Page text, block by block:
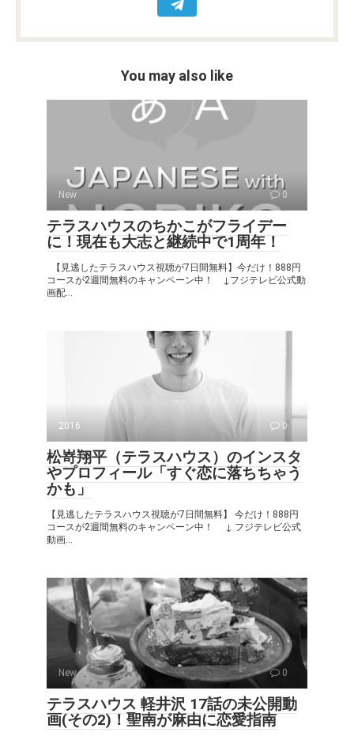
You may also like
New 0
テラスハウスのちかこがフライデー
に！現在も大志と継続中で1周年！
【見逃したテラスハウス視聴が7日間無料】今だけ！888円
コースが2週間無料のキャンペーン中！ ↓フジテレビ公式動
画配...
2016 0
松嵜翔平（テラスハウス）のインスタ
やプロフィール「すぐ恋に落ちちゃう
かも」
【見逃したテラスハウス視聴が7日間無料】 今だけ！888円
コースが2週間無料のキャンペーン中！ ↓ フジテレビ公式
動画...
New 0
テラスハウス 軽井沢 17話の未公開動
画(その2)！聖南が麻由に恋愛指南